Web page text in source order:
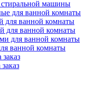
машины
для ванной комнаты
для ванной комнаты
для ванной комнаты
для ванной комнаты
ванной комнаты